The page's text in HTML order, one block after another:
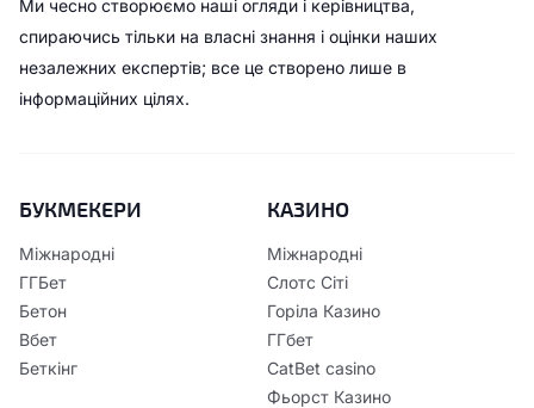
Ми чесно створюємо наші огляди і керівництва,
спираючись тільки на власні знання і оцінки наших
незалежних експертів; все це створено лише в
інформаційних цілях.
БУКМЕКЕРИ
Міжнародні
ГГБет
Бетон
Вбет
Беткінг
КАЗИНО
Міжнародні
Слотс Сіті
Горіла Казино
ГГбет
CatBet casino
Фьорст Казино